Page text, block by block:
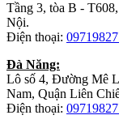
Tầng 3, tòa B -
Nội.
Điện thoại:
Đà Năng:
Lô số 4, Đường Mê
Nam, Quận Liên
Điện thoại: